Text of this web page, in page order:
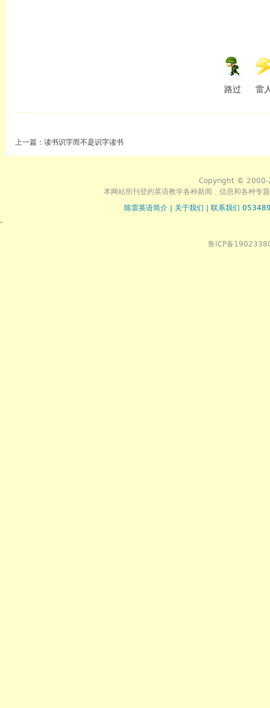
路过 雷
上一篇： 读书识字而不是识字读书
Copyright © 2000-
本网站所刊登的英语教学各种新闻﹑信息和各种专
陈雷英语简介
关于我们
联系我们
.
鲁ICP备